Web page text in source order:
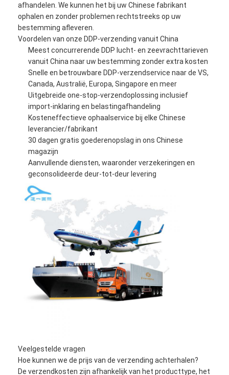
Over ons
afhandelen. We kunnen het bij uw Chinese fabrikant
ophalen en zonder problemen rechtstreeks op uw
bestemming afleveren.
Voordelen van onze DDP-verzending vanuit China
Meest concurrerende DDP lucht- en zeevrachttarieven
vanuit China naar uw bestemming zonder extra kosten
Snelle en betrouwbare DDP-verzendservice naar de VS,
Canada, Australië, Europa, Singapore en meer
Uitgebreide one-stop-verzendoplossing inclusief
import-inklaring en belastingafhandeling
Kosteneffectieve ophaalservice bij elke Chinese
leverancier/fabrikant
30 dagen gratis goederenopslag in ons Chinese
magazijn
Aanvullende diensten, waaronder verzekeringen en
geconsolideerde deur-tot-deur levering
Veelgestelde vragen
Hoe kunnen we de prijs van de verzending achterhalen?
De verzendkosten zijn afhankelijk van het producttype, het